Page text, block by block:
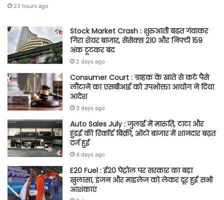
23 hours ago
Stock Market Crash : शुरुआती बढ़त गंवाकर
गिरा शेयर बाजार, सेंसेक्स 210 और निफ्टी 159
अंक टूटकर बंद
2 days ago
Consumer Court : ग्राहक के खाते से कटे पैसे
लौटाने का एसबीआई को उपभोक्ता आयोग ने दिया
आदेश
3 days ago
Auto Sales July : जुलाई में मारुति, टाटा और
हुंडई की रिकॉर्ड बिक्री, ऑटो बाजार में शानदार बढ़त
दर्ज हुई
4 days ago
E20 Fuel : ई20 पेट्रोल पर सरकार का बड़ा
खुलासा, इंजन और माइलेज को लेकर दूर हुई सभी
आशंकाएं